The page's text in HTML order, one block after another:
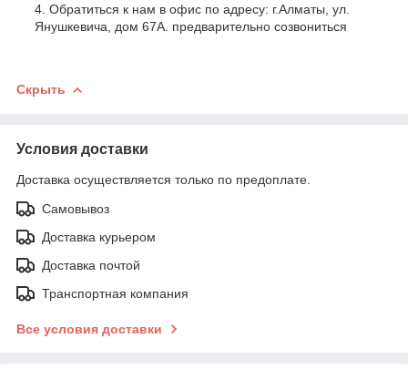
Обратиться к нам в офис по адресу: г.Алматы, ул.
Янушкевича, дом 67А. предварительно созвониться
Скрыть
Условия доставки
Доставка осуществляется только по предоплате.
Самовывоз
Доставка курьером
Доставка почтой
Транспортная компания
Все условия доставки